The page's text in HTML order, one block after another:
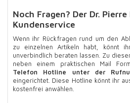
Noch Fragen? Der Dr. Pierre
Kundenservice
Wenn ihr Rückfragen rund um den
zu einzelnen Artikeln habt, könnt
unverbindlich beraten lassen. Zu
neben einem praktischen Mail
Telefon Hotline unter der
eingerichtet. Diese Hotline könnt ihr
kostenfrei anwählen.